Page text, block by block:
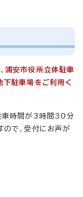
浦安市役所立体駐車
下駐車場をご利用く
車時間が3時間30分
ので、受付にお声が